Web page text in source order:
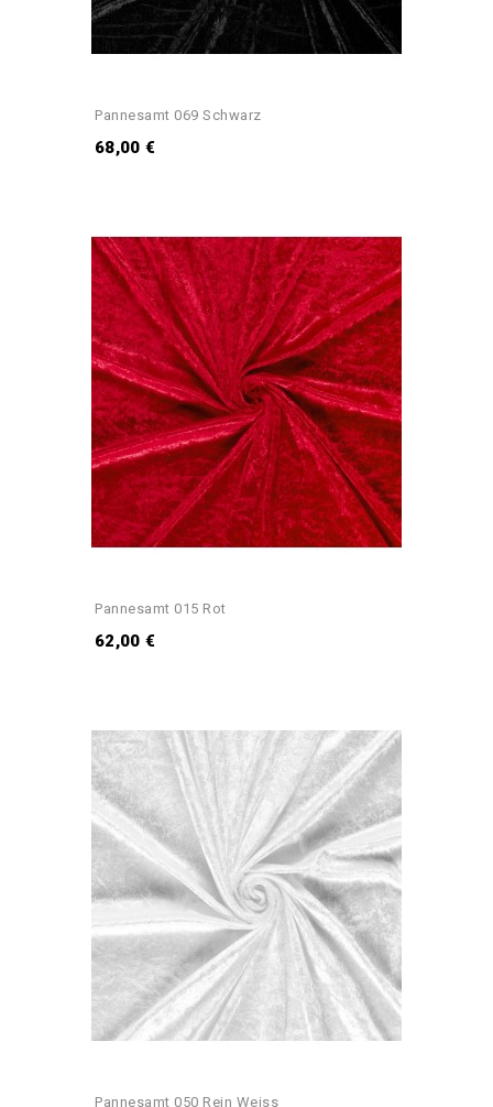
Pannesamt 069 Schwarz
68,00 €
Pannesamt 015 Rot
62,00 €
Pannesamt 050 Rein Weiss